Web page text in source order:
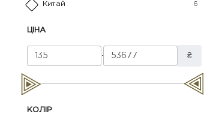
Китай 6
ЦІНА
- ₴
КОЛІР